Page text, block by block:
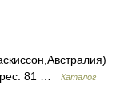
81 …
Каталог